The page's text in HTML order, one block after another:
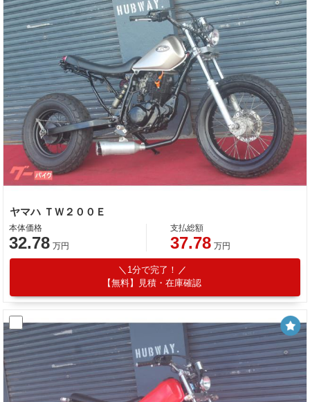
ヤマハ ＴＷ２００Ｅ
本体価格
32.78 万円
支払総額
37.78 万円
1分で完了！
【無料】見積・在庫確認